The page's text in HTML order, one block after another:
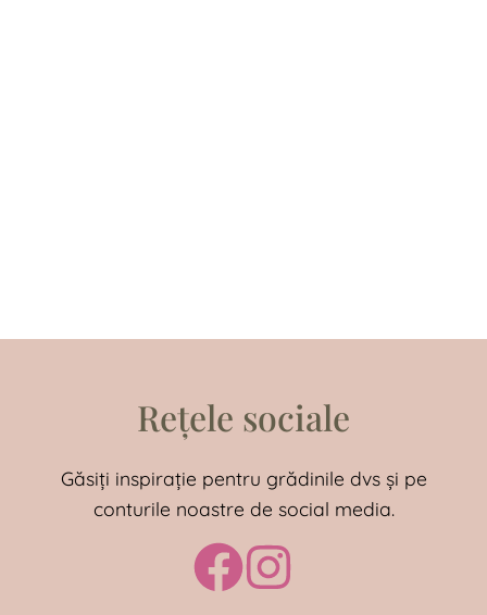
Rețele sociale
Găsiți inspirație pentru grădinile dvs și pe
conturile noastre de social media.